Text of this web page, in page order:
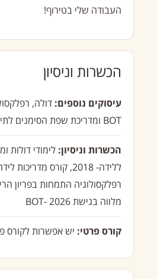
העבודה שלי בטירוף!
הכשרות וניסיון
עיסוקים נוספים: דולה,
BOT ומדריכת שפת הסימנים לתינוקות.
הכשרות וניסיון: לימודי דולות
מלווה בגישת BOT- 2026
קורס פרטי: יש אפשרות לקורס